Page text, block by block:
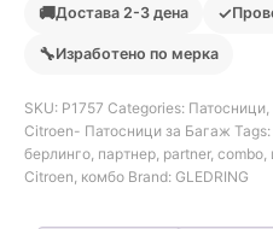
🚚Достава 2-3 дена ✓
🔧Изработено по мерка
SKU: Р1757 Categories: Патосници
Citroen- Патосници за Багаж Tags:
берлинго партнер partner, combo
Citroen комбо Brand: GLEDRING